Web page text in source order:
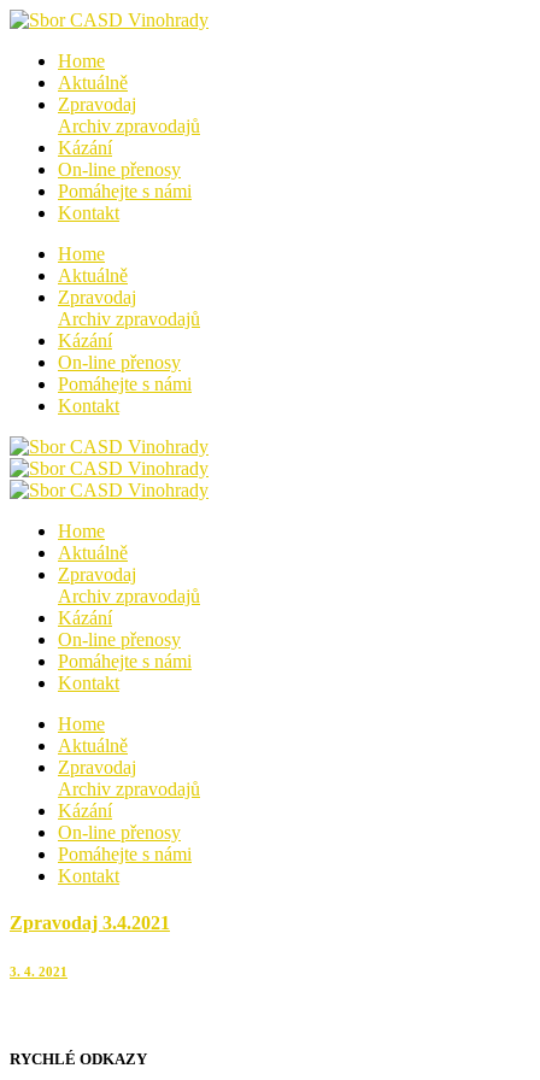
Home
Aktuálně
Zpravodaj
Archiv zpravodajů
Kázání
On-line přenosy
Pomáhejte s námi
Kontakt
Home
Aktuálně
Zpravodaj
Archiv zpravodajů
Kázání
On-line přenosy
Pomáhejte s námi
Kontakt
Home
Aktuálně
Zpravodaj
Archiv zpravodajů
Kázání
On-line přenosy
Pomáhejte s námi
Kontakt
Home
Aktuálně
Zpravodaj
Archiv zpravodajů
Kázání
On-line přenosy
Pomáhejte s námi
Kontakt
Zpravodaj 3.4.2021
3. 4. 2021
RYCHLÉ ODKAZY